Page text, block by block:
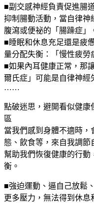
■副交感神經負責促進腸
抑制腸動活動，當自律神
腹瀉或便祕的「腸躁症」
■睡眠和休息充足還是疲
量分配失衡：「慢性疲勞
■如果內耳健康正常，那
爾氏症」可能是自律神經
……
點破迷思，避開看似健康
區
當我們感到身體不適時
態、飲食等，來自我調節
幫助我們恢復健康的行
衡。
■強迫運動、逼自己放鬆
更多壓力，無法得到休息